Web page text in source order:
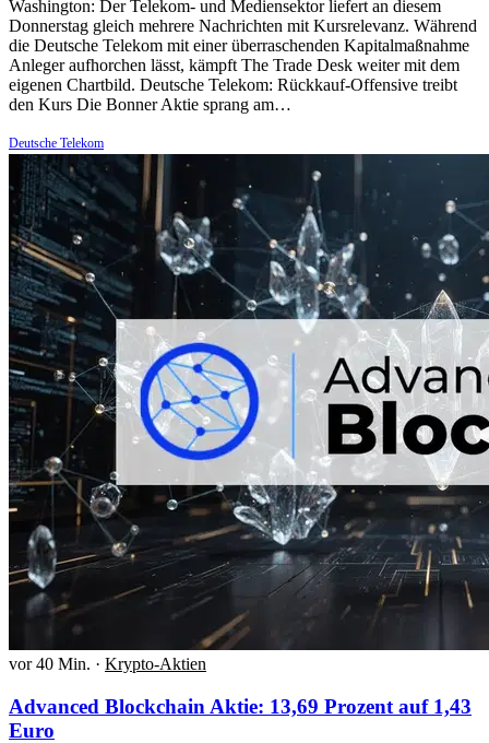
Washington: Der Telekom- und Mediensektor liefert an diesem
Donnerstag gleich mehrere Nachrichten mit Kursrelevanz. Während
die Deutsche Telekom mit einer überraschenden Kapitalmaßnahme
Anleger aufhorchen lässt, kämpft The Trade Desk weiter mit dem
eigenen Chartbild. Deutsche Telekom: Rückkauf-Offensive treibt
den Kurs Die Bonner Aktie sprang am…
Deutsche Telekom
vor 40 Min. · Krypto-Aktien
Advanced Blockchain Aktie: 13,69 Prozent auf 1,43
Euro